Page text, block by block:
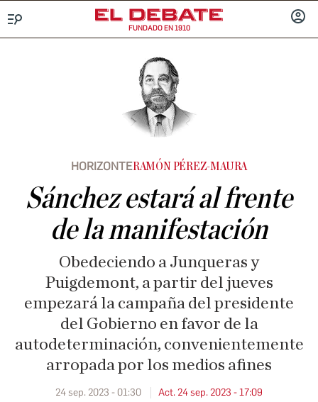
FUNDADO EN 1910
HORIZONTERAMÓN PÉREZ-MAURA
Sánchez estará al frente
de la manifestación
Obedeciendo a Junqueras y
Puigdemont, a partir del jueves
empezará la campaña del presidente
del Gobierno en favor de la
autodeterminación, convenientemente
arropada por los medios afines
24 sep. 2023 - 01:30 Act. 24 sep. 2023 - 17:09